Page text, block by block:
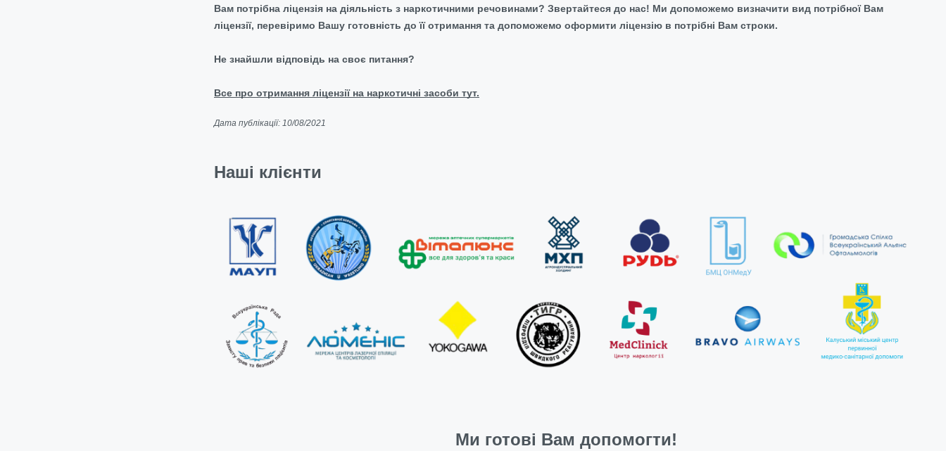
Вам потрібна ліцензія на діяльність з наркотичними речовинами? Звертайтеся до нас! Ми допоможемо визначити вид потрібної Вам
ліцензії, перевіримо Вашу готовність до її отримання та допоможемо оформити ліцензію в потрібні Вам строки.
Не знайшли відповідь на своє питання?
Все про отримання ліцензії на наркотичні засоби тут.
Дата публікації: 10/08/2021
Наші клієнти
Ми готові Вам допомогти!